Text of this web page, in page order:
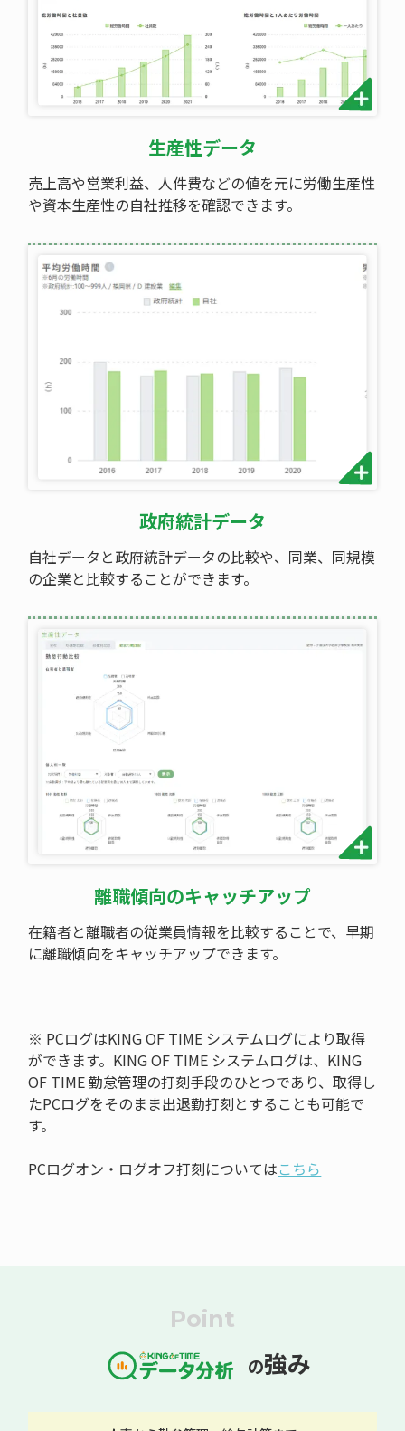
生産性データ
売上高や営業利益、人件費などの値を元に労働生産性
や資本生産性の自社推移を確認できます。
政府統計データ
自社データと政府統計データの比較や、同業、同規模
の企業と比較することができます。
離職傾向のキャッチアップ
在籍者と離職者の従業員情報を比較することで、早期
に離職傾向をキャッチアップできます。
※ PCログはKING OF TIME システムログにより取得
ができます。KING OF TIME システムログは、KING
OF TIME 勤怠管理の打刻手段のひとつであり、取得し
たPCログをそのまま出退勤打刻とすることも可能で
す。
PCログオン・ログオフ打刻についてはこちら
Point
の強み